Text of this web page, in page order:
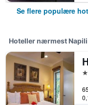
Se flere populære
Hoteller nærmest
4